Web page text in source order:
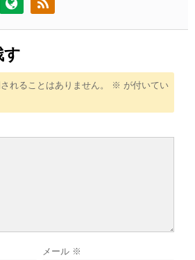
す
れることはありません。 ※ が付いてい
メール ※